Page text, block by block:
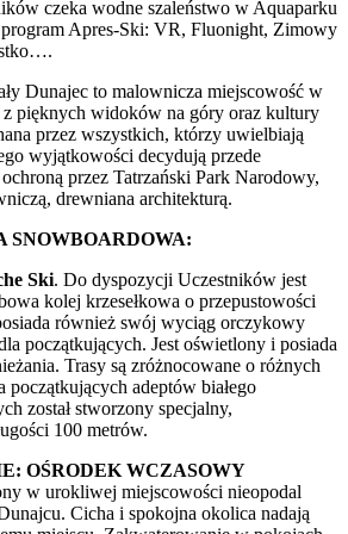
czeka wodne szaleństwo w Aquaparku
Apres-Ski: VR, Fluonight, Zimowy
Dunajec to malownicza miejscowość w
z pięknych widoków na góry oraz kultury
przez wszystkich, którzy uwielbiają
wyjątkowości decydują przede
przez Tatrzański Park Narodowy,
drewniana architekturą.
SNOWBOARDOWA:
Ski. Do dyspozycji Uczestników jest
kolej krzesełkowa o przepustowości
również swój wyciąg orczykowy
początkujących. Jest oświetlony i posiada
Trasy są zróżnocowane o różnych
początkujących adeptów białego
został stworzony specjalny,
100 metrów.
OŚRODEK WCZASOWY
w urokliwej miejscowości nieopodal
Cicha i spokojna okolica nadają